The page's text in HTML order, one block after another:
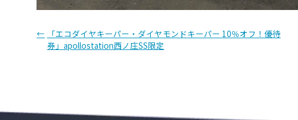
投
稿
ー
←
「エコダイヤキーパー・ダイヤモンドキーパー 10％オフ！優待
券」apollostation西ノ庄SS限定